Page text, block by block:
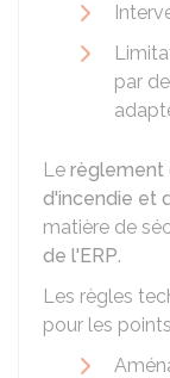
par
Le règlement
d'incendie et
matière de
de l'ERP.
Les règles
pour les